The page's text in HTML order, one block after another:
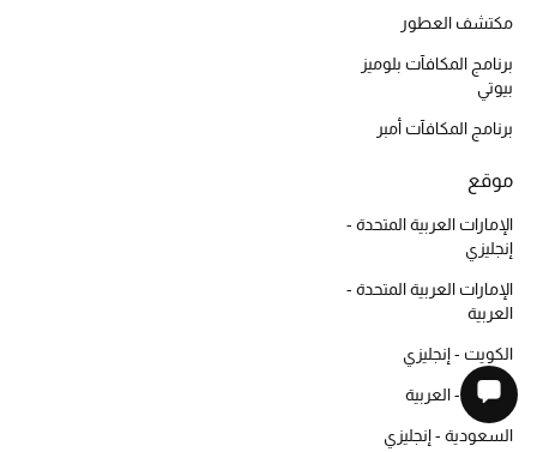
مكتشف العطور
برنامج المكافآت بلوميز
بيوتي
برنامج المكافآت أمبر
موقع
الإمارات العربية المتحدة -
إنجليزي
الإمارات العربية المتحدة -
العربية
الكويت - إنجليزي
الكويت - العربية
السعودية - إنجليزي